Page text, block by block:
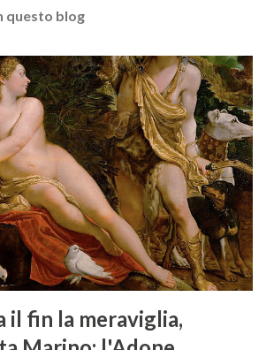
questo blog
il fin la meraviglia,